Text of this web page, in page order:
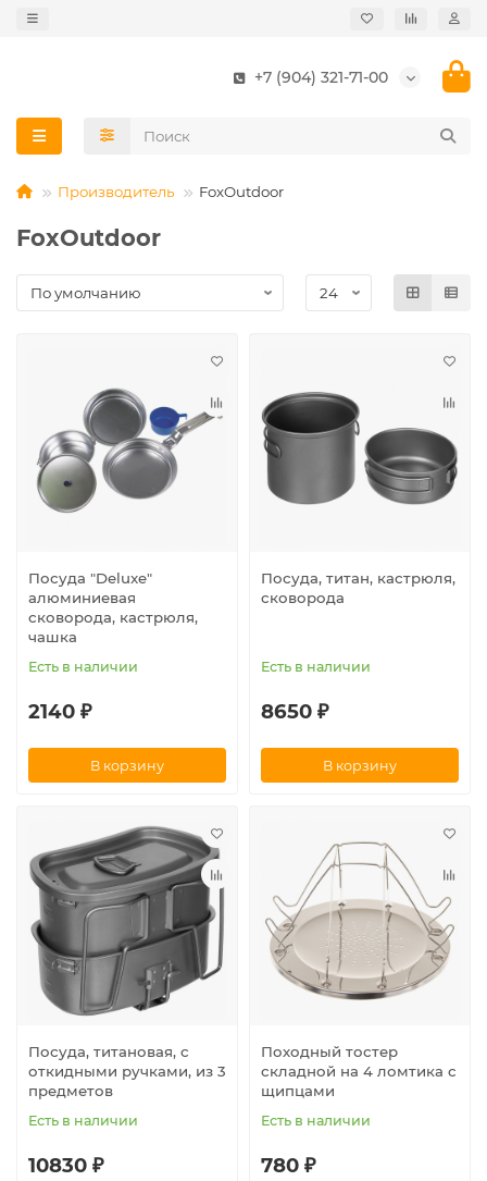
+7 (904) 321-71-00
Производитель FoxOutdoor
FoxOutdoor
Посуда "Deluxe"
алюминиевая
сковорода, кастрюля,
чашка
Есть в наличии
2140 ₽
В корзину
Посуда, титан, кастрюля,
сковорода
Есть в наличии
8650 ₽
В корзину
Посуда, титановая, с
откидными ручками, из 3
предметов
Есть в наличии
10830 ₽
Походный тостер
складной на 4 ломтика с
щипцами
Есть в наличии
780 ₽